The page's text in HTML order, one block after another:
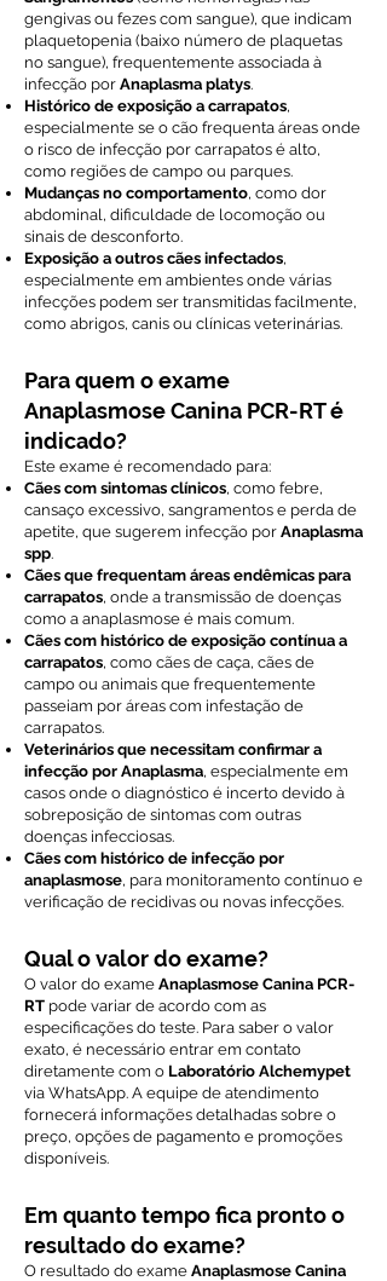
gengivas ou fezes com sangue), que indicam
plaquetopenia (baixo número de plaquetas
no sangue), frequentemente associada à
infecção por Anaplasma platys.
Histórico de exposição a carrapatos,
especialmente se o cão frequenta áreas onde
o risco de infecção por carrapatos é alto,
como regiões de campo ou parques.
Mudanças no comportamento, como dor
abdominal, dificuldade de locomoção ou
sinais de desconforto.
Exposição a outros cães infectados,
especialmente em ambientes onde várias
infecções podem ser transmitidas facilmente,
como abrigos, canis ou clínicas veterinárias.
Para quem o exame
Anaplasmose Canina PCR-RT é
indicado?
Este exame é recomendado para:
Cães com sintomas clínicos, como febre,
cansaço excessivo, sangramentos e perda de
apetite, que sugerem infecção por Anaplasma
spp.
Cães que frequentam áreas endêmicas para
carrapatos, onde a transmissão de doenças
como a anaplasmose é mais comum.
Cães com histórico de exposição contínua a
carrapatos, como cães de caça, cães de
campo ou animais que frequentemente
passeiam por áreas com infestação de
carrapatos.
Veterinários que necessitam confirmar a
infecção por Anaplasma, especialmente em
casos onde o diagnóstico é incerto devido à
sobreposição de sintomas com outras
doenças infecciosas.
Cães com histórico de infecção por
anaplasmose, para monitoramento contínuo e
verificação de recidivas ou novas infecções.
Qual o valor do exame?
O valor do exame Anaplasmose Canina PCR-
RT pode variar de acordo com as
especificações do teste. Para saber o valor
exato, é necessário entrar em contato
diretamente com o Laboratório Alchemypet
via WhatsApp. A equipe de atendimento
fornecerá informações detalhadas sobre o
preço, opções de pagamento e promoções
disponíveis.
Em quanto tempo fica pronto o
resultado do exame?
O resultado do exame Anaplasmose Canina